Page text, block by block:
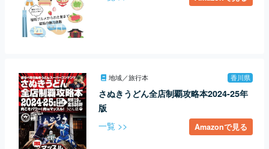
地域／旅行本 香川県
さぬきうどん全店制覇攻略本2024-25年
版
一覧 >> Amazonで見る